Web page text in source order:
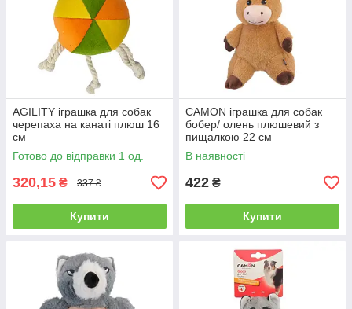
AGILITY іграшка для собак
черепаха на канаті плюш 16
см
Готово до відправки 1 од.
320,15 ₴ 337 ₴
Купити
CAMON іграшка для собак
бобер/ олень плюшевий з
пищалкою 22 см
В наявності
422 ₴
Купити